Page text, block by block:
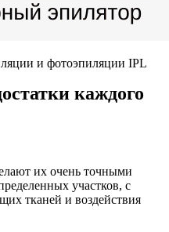
и фотоэпиляции IPL
каждого
их очень точными
участков, с
тканей и воздействия